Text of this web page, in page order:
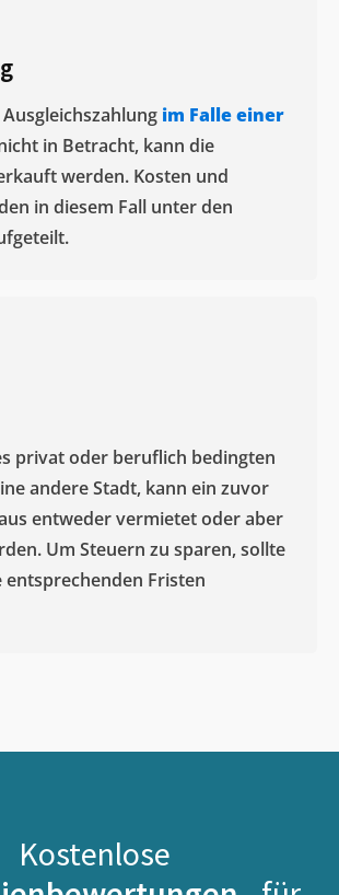
im Falle einer
in Betracht, kann die
werden. Kosten und
in diesem Fall unter den
privat oder beruflich bedingten
andere Stadt, kann ein zuvor
entweder vermietet oder aber
Um Steuern zu sparen, sollte
entsprechenden Fristen
Kostenlose